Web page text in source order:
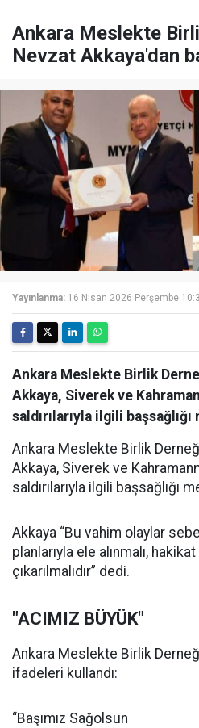
Ankara Meslekte
Nevzat Akkaya'dan
Yayınlanma: 16 Nisan 2026 Perşembe
Ankara Meslekte Birlik
Akkaya, Siverek ve
saldırılarıyla ilgili başsağlığı
Ankara Meslekte Birlik
Akkaya, Siverek ve
saldırılarıyla ilgili başsağlığı
Akkaya “Bu vahim olaylar
planlarıyla ele alınmalı,
çıkarılmalıdır” dedi.
"ACIMIZ BÜYÜK"
Ankara Meslekte Birlik
ifadeleri kullandı:
“Başımız Sağolsun